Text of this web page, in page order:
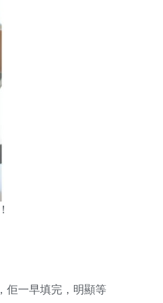
佢一早填完，明顯等